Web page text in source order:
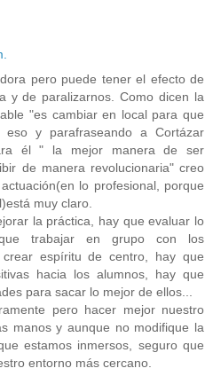
pero puede tener el efecto de
y de paralizarnos. Como dicen la
"es cambiar en local para que
y parafraseando a Cortázar
él " la mejor manera de ser
de manera revolucionaria" creo
lo profesional, porque
muy claro.
la práctica, hay que evaluar lo
trabajar en grupo con los
espíritu de centro, hay que
hacia los alumnos, hay que
para sacar lo mejor de ellos...
pero hacer mejor nuestro
manos y aunque no modifique la
estamos inmersos, seguro que
entorno más cercano.